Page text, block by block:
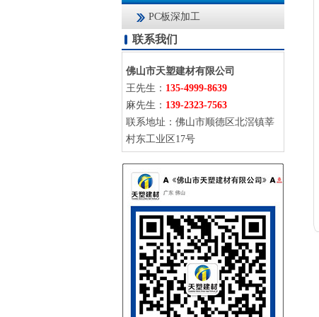
PC板深加工
联系我们
佛山市天塑建材有限公司
王先生： 135-4999-8639
麻先生： 139-2323-7563
联系地址：佛山市顺德区北滘镇莘
村东工业区17号